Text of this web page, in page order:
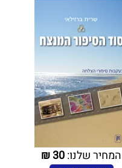
המחיר שלנו:30
₪